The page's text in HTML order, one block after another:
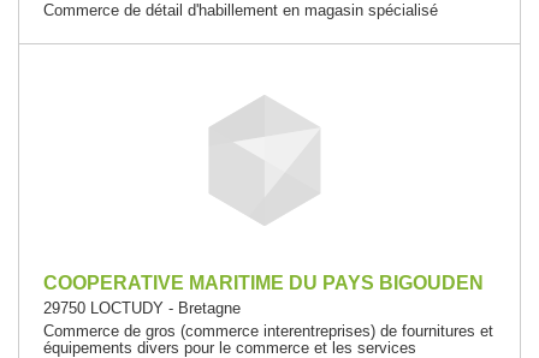
Commerce de détail d'habillement en magasin spécialisé
COOPERATIVE MARITIME DU PAYS BIGOUDEN
29750 LOCTUDY - Bretagne
Commerce de gros (commerce interentreprises) de fournitures et
équipements divers pour le commerce et les services